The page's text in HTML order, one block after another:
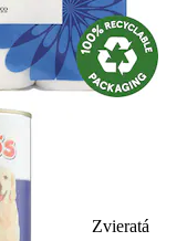
Zvieratá